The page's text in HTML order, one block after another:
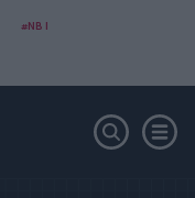
#NB I